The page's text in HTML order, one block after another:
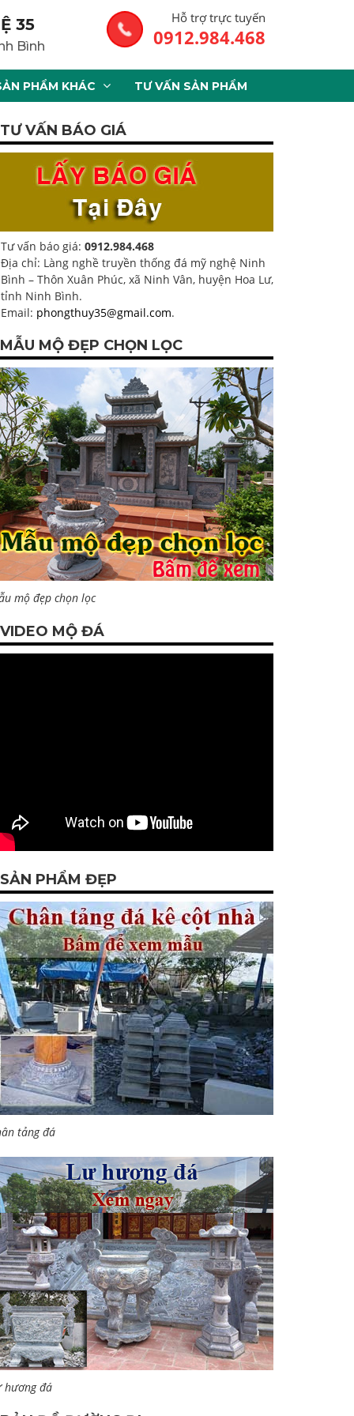
35
Bình
Hỗ trợ trực tuyến
0912.984.468
PHẨM KHÁC TƯ VẤN SẢN PHẨM
TƯ VẤN BÁO GIÁ
Tư vấn báo giá: 0912.984.468
Địa chỉ: Làng nghề truyền thống đá mỹ nghệ Ninh
Bình – Thôn Xuân Phúc, xã Ninh Vân, huyện Hoa Lư,
tỉnh Ninh Bình.
Email: phongthuy35@gmail.com.
MẪU MỘ ĐẸP CHỌN LỌC
mộ đẹp chọn lọc
VIDEO MỘ ĐÁ
SẢN PHẨM ĐẸP
tảng đá
hương đá